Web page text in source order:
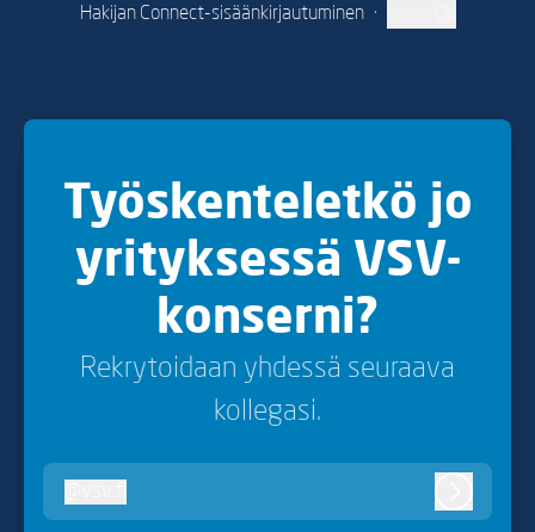
Hakijan Connect-sisäänkirjautuminen ·
Vaihda kieli
Työskenteletkö jo
yrityksessä VSV-
konserni?
Rekrytoidaan yhdessä seuraava
kollegasi.
vsv.fi